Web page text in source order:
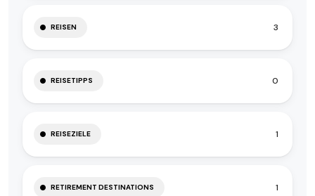
REISEN 3
REISETIPPS 0
REISEZIELE 1
RETIREMENT DESTINATIONS 1